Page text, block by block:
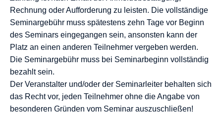
Rechnung oder Aufforderung zu leisten. Die vollständige
Seminargebühr muss spätestens zehn Tage vor Beginn
des Seminars eingegangen sein, ansonsten kann der
Platz an einen anderen Teilnehmer vergeben werden.
Die Seminargebühr muss bei Seminarbeginn vollständig
bezahlt sein.
Der Veranstalter und/oder der Seminarleiter behalten sich
das Recht vor, jeden Teilnehmer ohne die Angabe von
besonderen Gründen vom Seminar auszuschließen!